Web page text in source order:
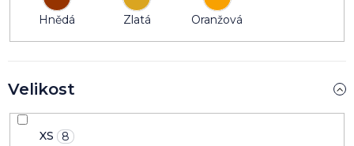
Hnědá Zlatá Oranžová
Velikost
XS 8